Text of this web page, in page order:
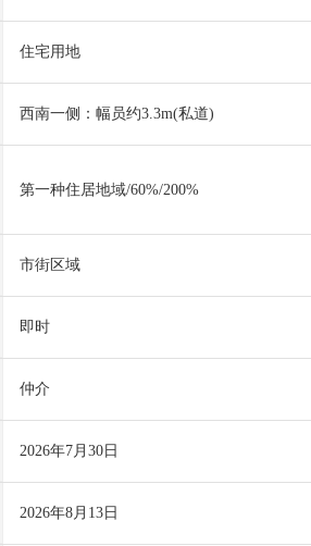
住宅用地
西南一侧：幅员约3.3m(私道)
第一种住居地域/60%/200%
市街区域
即时
仲介
2026年7月30日
2026年8月13日